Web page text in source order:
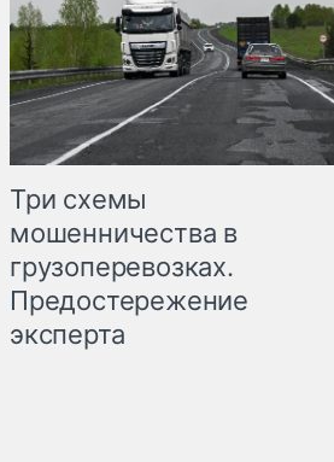
Три схемы
мошенничества в
грузоперевозках.
Предостережение
эксперта